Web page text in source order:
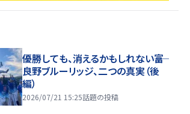
優勝しても、消えるかもしれない――富
良野ブルーリッジ、二つの真実（後
編）
2026/07/21 15:25話題の投稿